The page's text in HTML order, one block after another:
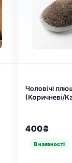
Чоловічі
(Коричневі/
400₴